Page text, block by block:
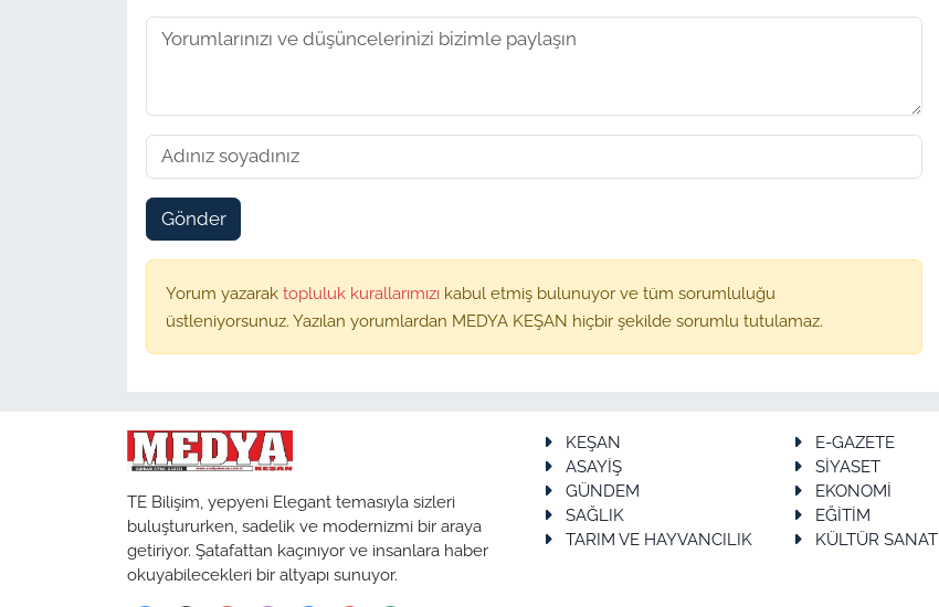
Gönder
Yorum yazarak topluluk kurallarımızı kabul etmiş bulunuyor ve tüm sorumluluğu
üstleniyorsunuz. Yazılan yorumlardan MEDYA KEŞAN hiçbir şekilde sorumlu tutulamaz.
TE Bilişim, yepyeni Elegant temasıyla sizleri
buluştururken, sadelik ve modernizmi bir araya
getiriyor. Şatafattan kaçınıyor ve insanlara haber
okuyabilecekleri bir altyapı sunuyor.
KEŞAN
E-GAZETE
ASAYİŞ
SİYASET
GÜNDEM
EKONOMİ
SAĞLIK
EĞİTİM
TARIM VE HAYVANCILIK
KÜLTÜR SANAT